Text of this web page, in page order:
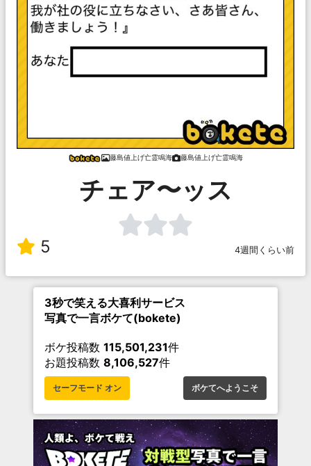
藤島値上げ亡霊鳴海 藤島値上げ亡霊鳴海
チェア〜ッス
5 4週間くらい前
3秒で笑える大喜利サービス
写真で一言ボケて(bokete)
ボケ投稿数 115,501,231件
お題投稿数 8,106,527件
セーフモード オン ボケてへようこそ